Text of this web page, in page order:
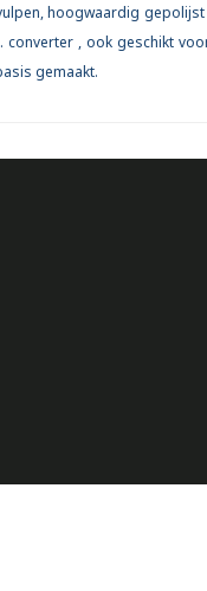
hoogwaardig
, ook geschikt
gemaakt.